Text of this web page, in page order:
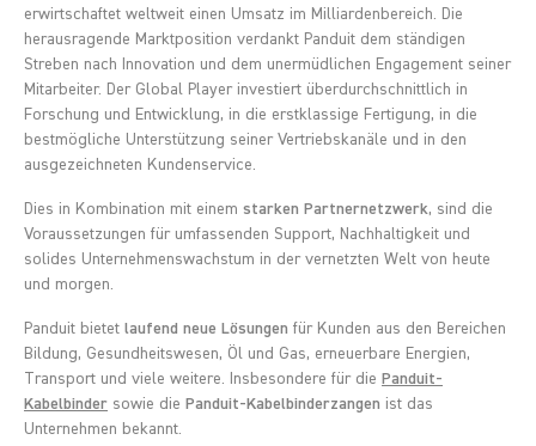
erwirtschaftet weltweit einen Umsatz im Milliardenbereich. Die
herausragende Marktposition verdankt Panduit dem ständigen
Streben nach Innovation und dem unermüdlichen Engagement seiner
Mitarbeiter. Der Global Player investiert überdurchschnittlich in
Forschung und Entwicklung, in die erstklassige Fertigung, in die
bestmögliche Unterstützung seiner Vertriebskanäle und in den
ausgezeichneten Kundenservice.
Dies in Kombination mit einem starken Partnernetzwerk, sind die
Voraussetzungen für umfassenden Support, Nachhaltigkeit und
solides Unternehmenswachstum in der vernetzten Welt von heute
und morgen.
Panduit bietet laufend neue Lösungen für Kunden aus den Bereichen
Bildung, Gesundheitswesen, Öl und Gas, erneuerbare Energien,
Transport und viele weitere. Insbesondere für die Panduit-
Kabelbinder sowie die Panduit-Kabelbinderzangen ist das
Unternehmen bekannt.